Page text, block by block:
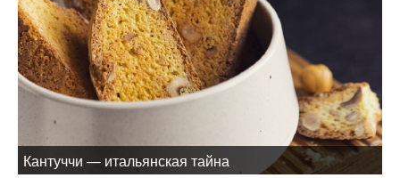
Кантуччи — итальянская тайна